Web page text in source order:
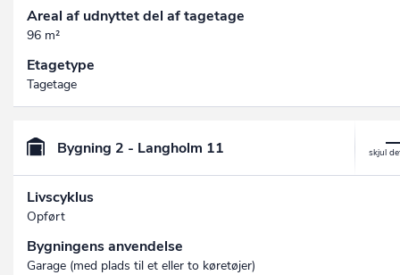
Areal af udnyttet del af tagetage
96 m²
Etagetype
Tagetage
Bygning 2 - Langholm 11
Livscyklus
Opført
Bygningens anvendelse
Garage (med plads til et eller to køretøjer)